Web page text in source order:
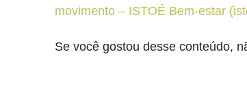
movimento – ISTOÉ Bem-estar
Se você gostou desse conteúdo,